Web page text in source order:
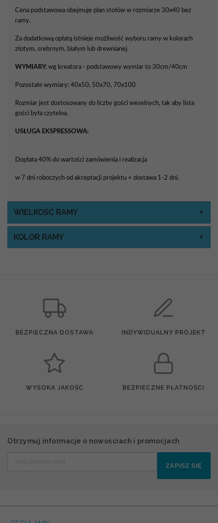
Cena podstawowa obejmuje plan stołów w rozmiarze 30x40 bez
ramy.
Za dodatkową opłatą istnieje możliwość wyboru ramy w kolorach
złotym, srebrnym, białym lub drewnianej.
WYMIARY: wg kreatora - podstawowy wymiar to 30cm/40cm
Pozostałe wymiary: 40x50, 50x70, 70x100
Rozmiar jest dostosowany do liczby gości weselnych, tak aby lista
gości była czytelna.
USŁUGA EKSPRESSOWA:
Dopłata 40% do wartości zamówienia i realizacja
w 7 dni roboczych od akceptacji projektu + dostawa 1-2 dni.
WIELKOŚĆ RAMY
KOLOR RAMY
BEZPIECZNA DOSTAWA INDYWIDUALNY PROJEKT
WYSOKA JAKOŚĆ BEZPIECZNE PŁATNOŚCI
Otrzymuj informacje o nowościach i promocjach
ZAPISZ SIĘ